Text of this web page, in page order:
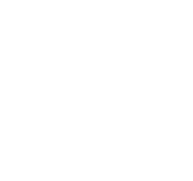
की है वही पार्षदों में भारतीय